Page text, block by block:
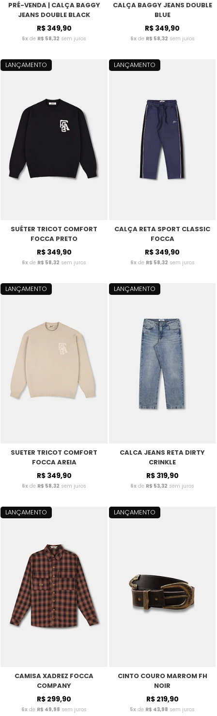
PRÉ-VENDA | CALÇA BAGGY
JEANS DOUBLE BLACK
R$ 349,90
6x de R$ 58,32 sem juros
CALÇA BAGGY JEANS DOUBLE
BLUE
R$ 349,90
6xde R$ 58,32 sem juros
LANÇAMENTO
SUÉTER TRICOT COMFORT
FOCCA PRETO
R$ 349,90
6x de R$ 58,32 sem juros
LANÇAMENTO
CALÇA RETA SPORT CLASSIC
FOCCA
R$ 349,90
6xde R$ 58,32 sem juros
LANÇAMENTO
SUETER TRICOT COMFORT
FOCCA AREIA
R$ 349,90
6x de R$ 58,32 sem juros
LANÇAMENTO
CALCA JEANS RETA DIRTY
CRINKLE
R$ 319,90
6x de R$ 53,32 sem juros
LANÇAMENTO
CAMISA XADREZ FOCCA
COMPANY
R$ 299,90
6x de R$ 49,98 sem juros
LANÇAMENTO
CINTO COURO MARROM FH
NOIR
R$ 219,90
5x de R$ 43,98 sem juros